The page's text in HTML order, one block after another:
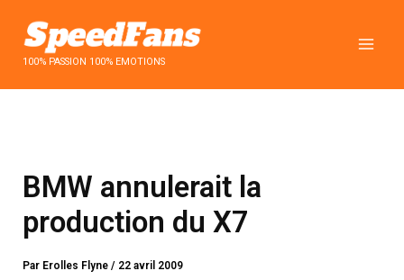
contenu100% PASSION 100% EMOTIONS
BMW annulerait la
production du X7
Par Erolles Flyne/ 22 avril 2009